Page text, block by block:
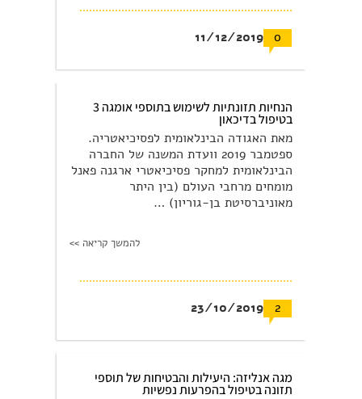
0
11/12/2019
הנחיות תזונתיות לשימוש בתוספי אומגה 3
בטיפול בדיכאון
מאת האגודה הבינלאומית לפסיכיאטריה.
ספטמבר 2019 וועדת המשנה של החברה
הבינלאומית למחקר פסיכיאטרי ארגנה פאנל
מומחים מרחבי העולם (בין היתר
מאוניברסיטת בן-גוריון) …
להמשך קריאה >>
2
23/10/2019
מגה אנליזה: היעילות והבטיחות של תוספי
תזונה בטיפול בהפרעות נפשיות